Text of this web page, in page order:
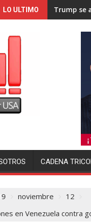
LO ULTIMOse acerca a lograr
CADENA
noviembre
12
en Venezuela contra